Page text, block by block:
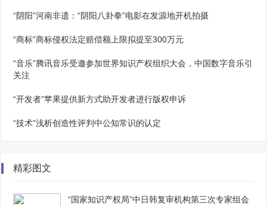
“阴阳”河南非遗：“阴阳八卦拳”电影在发源地开机拍摄
“商标”商标侵权法定赔偿额上限拟提至300万元
“音乐”腾讯音乐受邀参加世界知识产权组织大会，中国数字音乐引
关注
“开发者”苹果提供新方式助开发者进行版权申诉
“技术”浅析创造性评判中公知常识的认定
精彩图文
“国家知识产权局”中日韩复审机构第三次专家组会